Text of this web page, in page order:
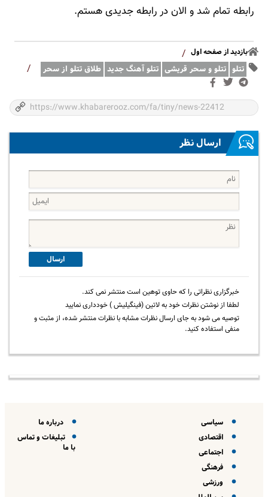
رابطه تمام شد و الان در رابطه جدیدی هستم.
بازدید از صفحه اول /
تتلو تتلو و سحر قریشی تتلو آهنگ جدید طلاق تتلو از سحر /
ارسال نظر
ارسال
خبرگزاری نظراتی را که حاوی توهین است منتشر نمی کند.
لطفا از نوشتن نظرات خود به لاتین (فینگیلیش ) خودداری نمایید
توصیه می شود به جای ارسال نظرات مشابه با نظرات منتشر شده، از مثبت و
منفی استفاده کنید.
سیاسی
اقتصادی
اجتماعی
فرهنگی
ورزشی
درباره ما
تبلیغات و تماس
با ما